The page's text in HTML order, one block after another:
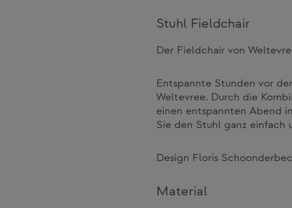
Stuhl Fieldchair
Der Fieldchair von
Entspannte Stunden vor
Weltevree. Durch die
einen entspannten Abend
Sie den Stuhl ganz einfach
Design Floris
Material